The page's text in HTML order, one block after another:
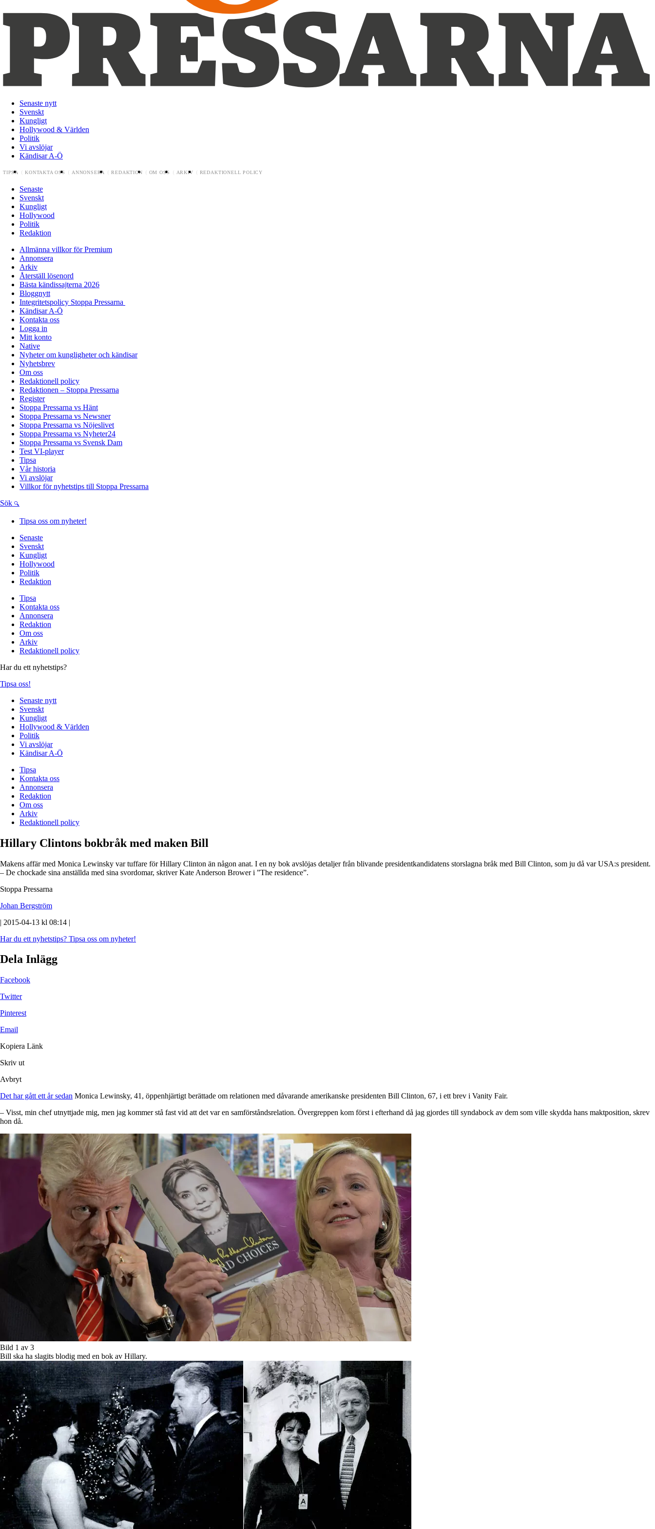
Senaste nytt
Svenskt
Kungligt
Hollywood & Världen
Politik
Vi avslöjar
Kändisar A-Ö
TIPSA KONTAKTA OSS ANNONSERA REDAKTION OM OSS ARKIV REDAKTIONELL POLICY
Senaste
Svenskt
Kungligt
Hollywood
Politik
Redaktion
Allmänna villkor för Premium
Annonsera
Arkiv
Återställ lösenord
Bästa kändissajterna 2026
Bloggnytt
Integritetspolicy Stoppa Pressarna
Kändisar A-Ö
Kontakta oss
Logga in
Mitt konto
Native
Nyheter om kungligheter och kändisar
Nyhetsbrev
Om oss
Redaktionell policy
Redaktionen – Stoppa Pressarna
Register
Stoppa Pressarna vs Hänt
Stoppa Pressarna vs Newsner
Stoppa Pressarna vs Nöjeslivet
Stoppa Pressarna vs Nyheter24
Stoppa Pressarna vs Svensk Dam
Test VI-player
Tipsa
Vår historia
Vi avslöjar
Villkor för nyhetstips till Stoppa Pressarna
Sök
Tipsa oss om nyheter!
Senaste
Svenskt
Kungligt
Hollywood
Politik
Redaktion
Tipsa
Kontakta oss
Annonsera
Redaktion
Om oss
Arkiv
Redaktionell policy
Har du ett nyhetstips?
Tipsa oss!
Senaste nytt
Svenskt
Kungligt
Hollywood & Världen
Politik
Vi avslöjar
Kändisar A-Ö
Tipsa
Kontakta oss
Annonsera
Redaktion
Om oss
Arkiv
Redaktionell policy
Hillary Clintons bokbråk med maken Bill
Makens affär med Monica Lewinsky var tuffare för Hillary Clinton än någon anat. I en ny bok avslöjas detaljer från blivande presidentkandidatens storslagna bråk med Bill Clinton, som ju då var USA:s president.
– De chockade sina anställda med sina svordomar, skriver Kate Anderson Brower i ”The residence”.
Stoppa Pressarna
Johan Bergström
| 2015-04-13 kl 08:14 |
Har du ett nyhetstips? Tipsa oss om nyheter!
Dela Inlägg
Facebook
Twitter
Pinterest
Email
Kopiera Länk
Skriv ut
Avbryt
Det har gått ett år sedan Monica Lewinsky, 41, öppenhjärtigt berättade om relationen med dåvarande amerikanske presidenten Bill Clinton, 67, i ett brev i Vanity Fair.
– Visst, min chef utnyttjade mig, men jag kommer stå fast vid att det var en samförståndsrelation. Övergreppen kom först i efterhand då jag gjordes till syndabock av dem som ville skydda hans maktposition, skrev
hon då.
Bild 1 av 3
Bill ska ha slagits blodig med en bok av Hillary.